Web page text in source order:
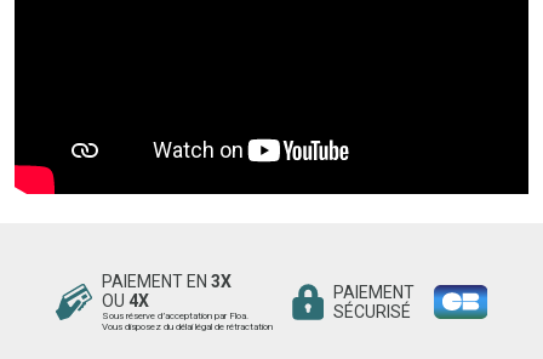
PAIEMENT EN 3X
OU 4X
Sous réserve d’acceptation par Floa.
Vous disposez du délai légal de rétractation
PAIEMENT
SÉCURISÉ